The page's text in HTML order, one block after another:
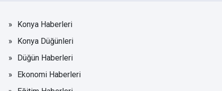
Konya Haberleri
Konya Düğünleri
Düğün Haberleri
Ekonomi Haberleri